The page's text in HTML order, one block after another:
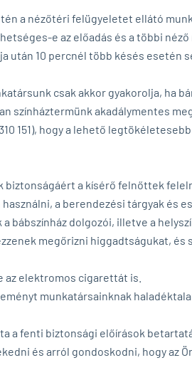
a nézőtéri felügyeletet ellátó
e az előadás és a többi
10 percnél több késés esetén
csak akkor gyakorolja, ha
színháztermünk akadálymentes
151), hogy a lehető
a kísérő felnőttek
a berendezési tárgyak és
bábszínház dolgozói, illetve a
megőrizni higgadtságukat,
az elektromos cigarettát is.
munkatársainknak
fenti biztonsági előírások
és arról gondoskodni, hogy az